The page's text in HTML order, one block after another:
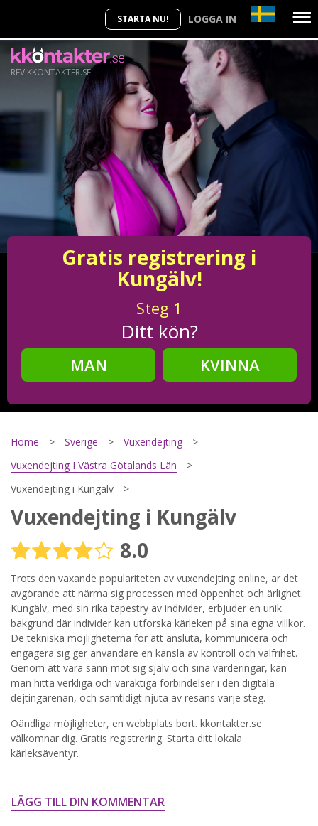
STARTA NU! LOGGA IN
REV.KKONTAKTER.SE
Gratis registrering i
Kungälv!
Steg 1
Ditt kön?
MAN
KVINNA
Steg2
Steg
Din mailadress?
Genom att registrera godkänner jagVillkorenoch
Sekretesspolicyn. Jag godkänner att ta emot information och
reklam via e-post från hemsidans operatörer. Jag kan dra
tillbaka godkännande när jag vill.
STARTA NU!
Home Sverige
Vuxendejting
Vuxendejting I Västra Götalands Län
Vuxendejting i Kungälv
Vuxendejting i Kungälv
8.0
Trots den växande populariteten av vuxendejting online, är det
avgörande att närma sig processen med öppenhet och ärlighet.
Kungälv, med sin rika tapestry av individer, erbjuder en unik
bakgrund där individer kan utforska kärleken på sina egna villkor.
De tekniska möjligheterna för att ansluta, kommunicera och
engagera sig ger användare en känsla av kontroll och valfrihet.
Genom att vara sann mot sig själv och sina värderingar, kan
man hitta verkliga och varaktiga förbindelser i den digitala
dejtingarenan, och samtidigt njuta av resans varje steg.
Oändliga möjligheter, en webbplats bort. kkontakter.se
välkomnar dig. Gratis registrering. Starta ditt lokala
kärleksäventyr.
LÄGG TILL DIN KOMMENTAR